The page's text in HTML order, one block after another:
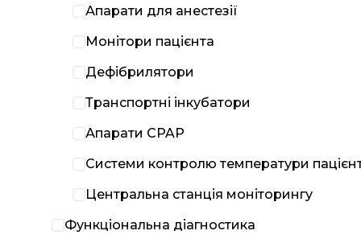
Апарати для анестезії
Монітори пацієнта
Дефібрилятори
Транспортні інкубатори
Апарати CPAP
Системи контролю температури
Центральна станція моніторингу
Функціональна діагностика